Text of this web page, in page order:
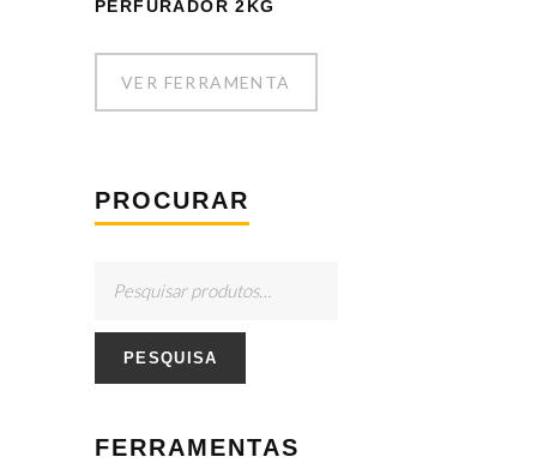
PERFURADOR 2KG
VER FERRAMENTA
PROCURAR
PESQUISA
FERRAMENTAS